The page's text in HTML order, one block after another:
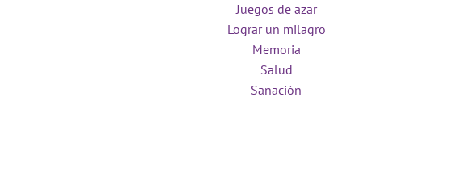
Juegos de azar
Lograr un milagro
Memoria
Salud
Sanación